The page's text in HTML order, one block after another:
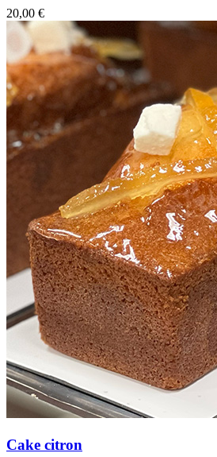
20,00 €
Cake citron